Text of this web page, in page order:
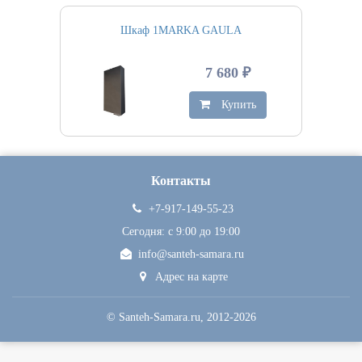
Шкаф 1MARKA GAULA
7 680 ₽
Купить
Контакты
+7-917-149-55-23
Сегодня: c 9:00 до 19:00
info@santeh-samara.ru
Адрес на карте
© Santeh-Samara.ru, 2012-2026